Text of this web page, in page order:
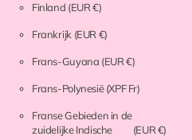
Finland (EUR €)
Frankrijk (EUR €)
Frans-Guyana (EUR €)
Frans-Polynesië(XPF Fr)
Franse Gebieden in de
zuidelijke Indische
(EUR €)